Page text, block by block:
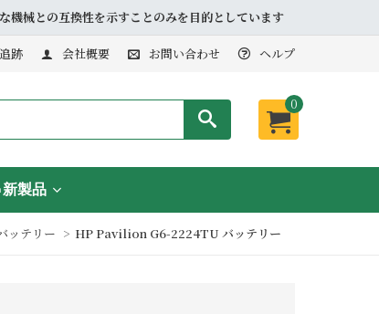
械との互換性を示すことのみを目的としています
跡 会社概要 お問い合わせ ヘルプ
0
新製品
ッテリー HP Pavilion G6-2224TU バッテリー